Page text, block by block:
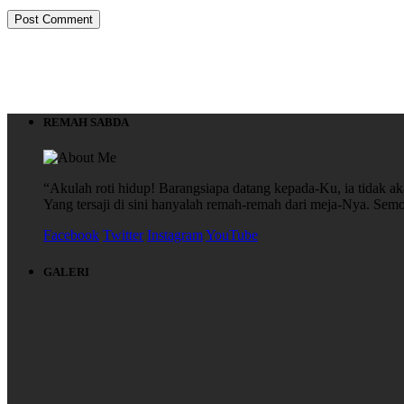
REMAH SABDA
“Akulah roti hidup! Barangsiapa datang kepada-Ku, ia tidak
Yang tersaji di sini hanyalah remah-remah dari meja-Nya.
Facebook Twitter InstagramYouTube
GALERI